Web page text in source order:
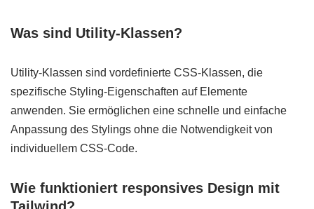
Was sind Utility-Klassen?
Utility-Klassen sind vordefinierte CSS-Klassen, die
spezifische Styling-Eigenschaften auf Elemente
anwenden. Sie ermöglichen eine schnelle und einfache
Anpassung des Stylings ohne die Notwendigkeit von
individuellem CSS-Code.
Wie funktioniert responsives Design mit